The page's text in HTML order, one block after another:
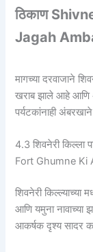
ठिकाण
Jagah
मागच्या दरवाजाने
खराब झाले आहे आणि
पर्यटकांनाही
4.3 शिवनेरी किल्ला
Fort Ghumne Ki
शिवनेरी किल्ल्याच्या
आणि यमुना नावाच्या
आकर्षक दृश्य सादर